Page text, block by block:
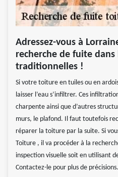
Adressez-vous à
recherche de fuite
traditionnelles !
Si votre toiture en tuiles ou en
laisser l’eau s’infiltrer. Ces
charpente ainsi que d’autres
murs, le plafond. Il faut toutefois
réparer la toiture par la suite. Si
Toiture , il va procéder à la
inspection visuelle soit en utilisant
Contactez-le pour plus de précisions.